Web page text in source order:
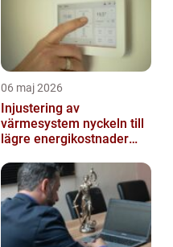
06 maj 2026
Injustering av
värmesystem nyckeln till
lägre energikostnader
inomhusklimat